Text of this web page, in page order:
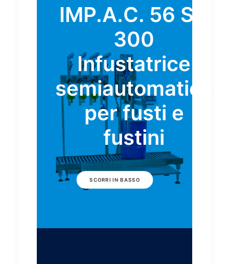
IMP.A.C. 56 SA
300
Infustatrice
semiautomatica
per fusti e
fustini
SCORRI IN BASSO